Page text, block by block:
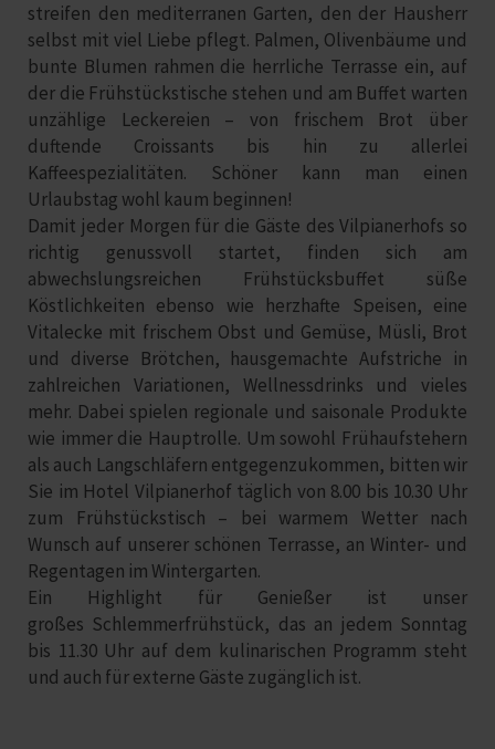
streifen den mediterranen Garten, den der Hausherr
selbst mit viel Liebe pflegt. Palmen, Olivenbäume und
bunte Blumen rahmen die herrliche Terrasse ein, auf
der die Frühstückstische stehen und am Buffet warten
unzählige Leckereien – von frischem Brot über
duftende Croissants bis hin zu allerlei
Kaffeespezialitäten. Schöner kann man einen
Urlaubstag wohl kaum beginnen!
Damit jeder Morgen für die Gäste des Vilpianerhofs so
richtig genussvoll startet, finden sich am
abwechslungsreichen Frühstücksbuffet süße
Köstlichkeiten ebenso wie herzhafte Speisen, eine
Vitalecke mit frischem Obst und Gemüse, Müsli, Brot
und diverse Brötchen, hausgemachte Aufstriche in
zahlreichen Variationen, Wellnessdrinks und vieles
mehr. Dabei spielen regionale und saisonale Produkte
wie immer die Hauptrolle. Um sowohl Frühaufstehern
als auch Langschläfern entgegenzukommen, bitten wir
Sie im Hotel Vilpianerhof täglich von 8.00 bis 10.30 Uhr
zum Frühstückstisch – bei warmem Wetter nach
Wunsch auf unserer schönen Terrasse, an Winter- und
Regentagen im Wintergarten.
Ein Highlight für Genießer ist unser
großes Schlemmerfrühstück, das an jedem Sonntag
bis 11.30 Uhr auf dem kulinarischen Programm steht
und auch für externe Gäste zugänglich ist.